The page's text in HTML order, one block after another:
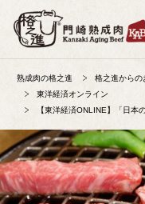
熟成肉の格之進 格之進からの
東洋経済オンライン
【東洋経済ONLINE】「日本